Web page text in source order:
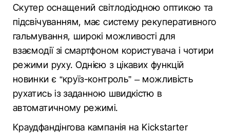
Скутер оснащений світлодіодною оптикою та
підсвічуванням, має систему рекуперативного
гальмування, широкі можливості для
взаємодії зі смартфоном користувача і чотири
режими руху. Однією з цікавих функцій
новинки є “круїз-контроль” – можливість
рухатись із заданною швидкістю в
автоматичному режимі.
Краудфандінгова кампанія на Kickstarter